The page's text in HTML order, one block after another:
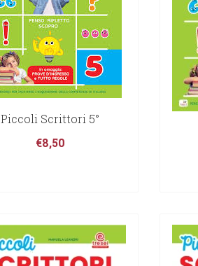
Piccoli Scrittori 5°
€8,50